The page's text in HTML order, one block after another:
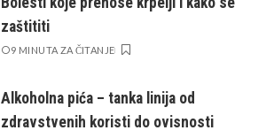
zaštititi
9 MINUTA ZA ČITANJE
Alkoholna pića – tanka linija od
zdravstvenih koristi do ovisnosti